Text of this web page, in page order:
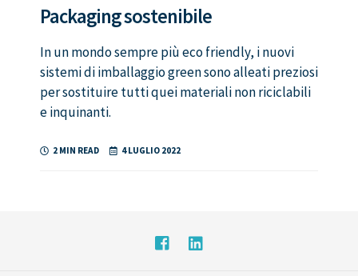
Packaging sostenibile
In un mondo sempre più eco friendly, i nuovi
sistemi di imballaggio green sono alleati preziosi
per sostituire tutti quei materiali non riciclabili
e inquinanti.
2 MIN READ 4 LUGLIO 2022